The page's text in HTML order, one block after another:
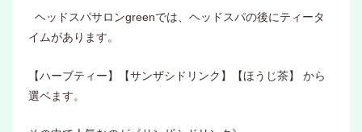
ヘッドスパサロンgreenでは、ヘッドスパの後にティータ
イムがあります。
【ハーブティー】【サンザシドリンク】【ほうじ茶】 から
選ベます。